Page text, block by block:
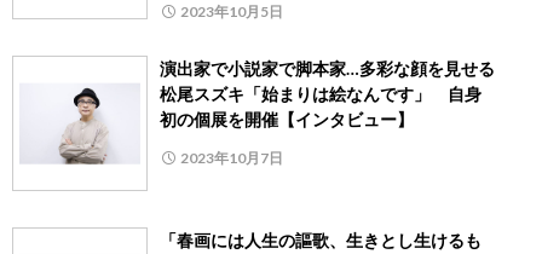
2023年10月5日
演出家で小説家で脚本家…多彩な顔を見せる
松尾スズキ「始まりは絵なんです」 自身
初の個展を開催【インタビュー】
2023年10月7日
「春画には人生の謳歌、生きとし生けるも